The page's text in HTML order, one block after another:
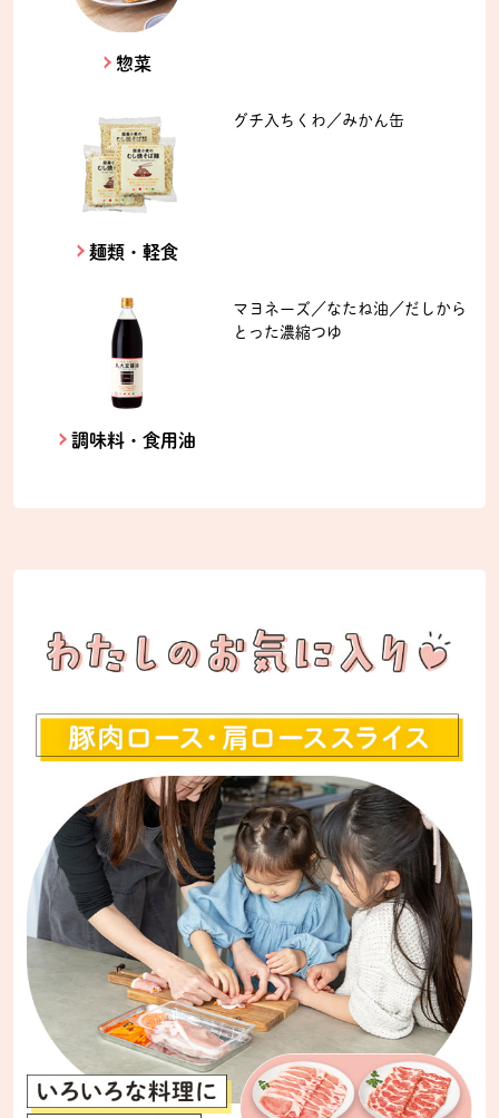
惣菜
麺類・軽食
グチ入ちくわ／みかん缶
調味料・食用油
マヨネーズ／なたね油／だしから
とった濃縮つゆ